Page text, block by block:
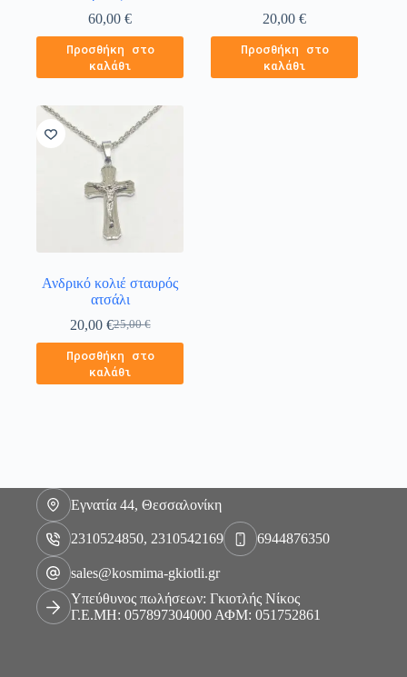
60,00€
Προσθήκη στο
καλάθι
20,00€
Προσθήκη στο
καλάθι
Ανδρικό κολιέ σταυρός
ατσάλι
25,00€
20,00 €
Προσθήκη στο
καλάθι
Εγνατία 44, Θεσσαλονίκη
2310524850, 2310542169 6944876350
sales@kosmima-gkiotli.gr
Υπεύθυνος πωλήσεων: Γκιοτλής Νίκος
Γ.Ε.ΜΗ: 057897304000 ΑΦΜ: 051752861